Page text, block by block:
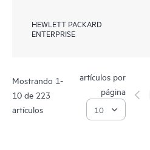
HEWLETT PACKARD
ENTERPRISE
Mostrando 1-
10 de 223
artículos
artículos por
página